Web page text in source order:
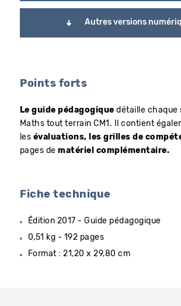
Autres versions
Points forts
Le guide pédagogiquedétaille chaque
Maths tout terrain CM1. Il contient
les évaluations, les grilles de
pages dematériel complémentaire.
Fiche technique
Édition 2017 - Guide pédagogique
0,51 kg - 192 pages
Format : 21,20 x 29,80 cm